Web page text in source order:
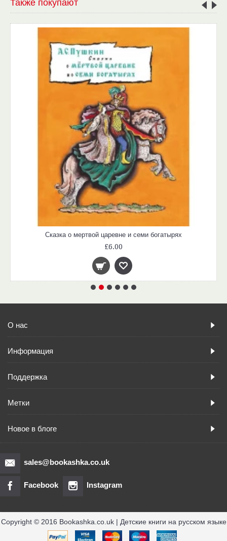
Также покупают
Сказка о мертвой царевне и семи богатырях
£6.00
О нас
Информация
Поддержка
Метки
Новое в блоге
sales@bookashka.co.uk
Facebook Instagram
Copyright © 2016 Bookashka.co.uk | Детские книги на русском языке